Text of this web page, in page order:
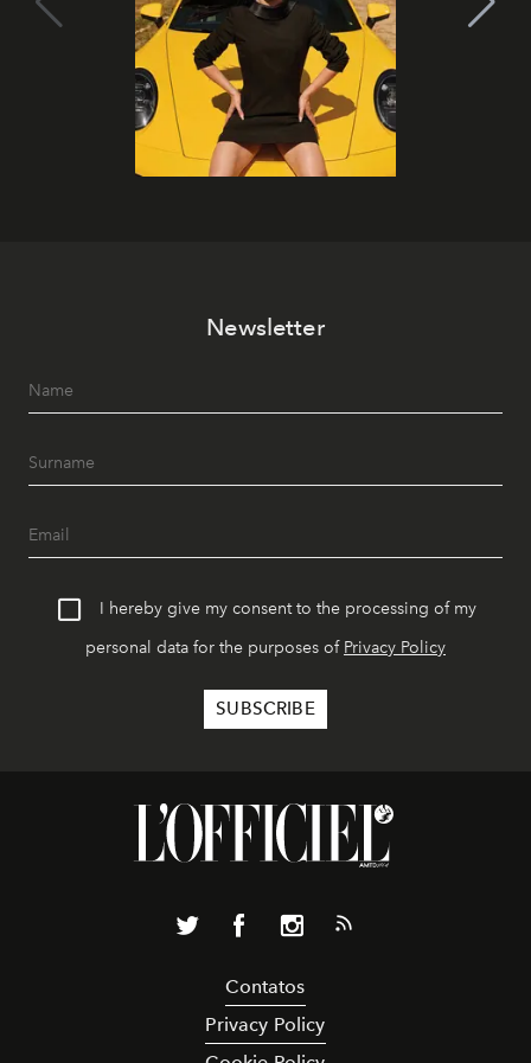
Newsletter
I hereby give my consent to the processing of my
personal data for the purposes of Privacy Policy
Contatos
Privacy Policy